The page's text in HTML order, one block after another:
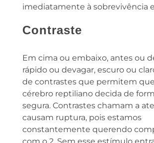
imediatamente à sobrevivência
Contraste
Em cima ou embaixo, antes ou
rápido ou devagar, escuro ou
de contrastes que permitem
cérebro reptiliano decida de
segura. Contrastes chamam a
causam ruptura, pois estamos
constantemente querendo